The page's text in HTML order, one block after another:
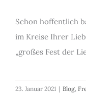
Schon hoffentlich
im Kreise Ihrer
„großes Fest der
23. Januar 2021 | Blog